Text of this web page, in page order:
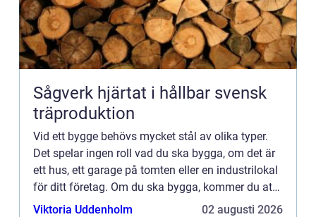
Sågverk hjärtat i hållbar svensk
träproduktion
Vid ett bygge behövs mycket stål av olika typer.
Det spelar ingen roll vad du ska bygga, om det är
ett hus, ett garage på tomten eller en industrilokal
för ditt företag. Om du ska bygga, kommer du att
behöva k&oum...
Viktoria Uddenholm 02 augusti 2026